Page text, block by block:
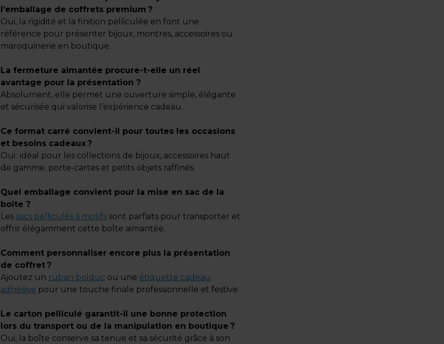
l’emballage de coffrets premium ?
Oui, la rigidité et la finition pelliculée en font une
référence pour présenter bijoux, montres, accessoires ou
maroquinerie en boutique.
La fermeture aimantée procure-t-elle un réel
avantage pour la présentation ?
Absolument, elle permet une ouverture simple, élégante
et sécurisée qui valorise l’expérience cadeau.
Ce format carré convient-il pour toutes les occasions
et besoins cadeaux ?
Oui : idéal pour les collections de bijoux, accessoires haut
de gamme, porte-cartes et petits objets raffinés.
Quel emballage convient pour la mise en sac de la
boîte ?
Les sacs pelliculés à motifs sont parfaits pour transporter et
offrir élégamment cette boîte aimantée.
Comment personnaliser encore plus la présentation
de coffret ?
Ajoutez un ruban bolduc ou une étiquette cadeau
adhésive pour une touche finale professionnelle et festive.
Le carton pelliculé garantit-il une bonne protection
lors du transport ou de la manipulation en boutique ?
Oui, la boîte conserve sa tenue et sa sécurité grâce à son